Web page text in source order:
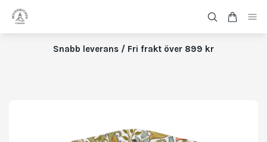
Snabb leverans / Fri frakt över 899 kr